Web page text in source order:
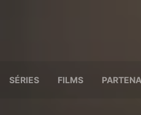
SÉRIES FILMS